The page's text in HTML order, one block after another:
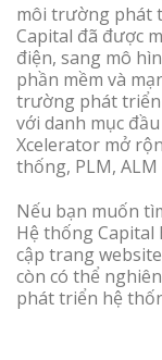
môi trường phát
Capital đã được
điện, sang mô
phần mềm và
trường phát triển
với danh mục
Xcelerator mở
thống, PLM, ALM
Nếu bạn muốn
Hệ thống Capital
cập trang
còn có thể
phát triển hệ